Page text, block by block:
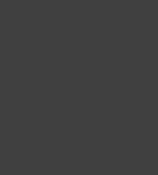
möglich.
auf das Home-Training?
auf das Home-Training, indem
plus Hardware (Tec Suit
bestellen – vor Ort im Studio
Zusätzlich ist ein
nötig, für den dieses allein
erhalten sie Zugriff auf
Videoanleitungen und